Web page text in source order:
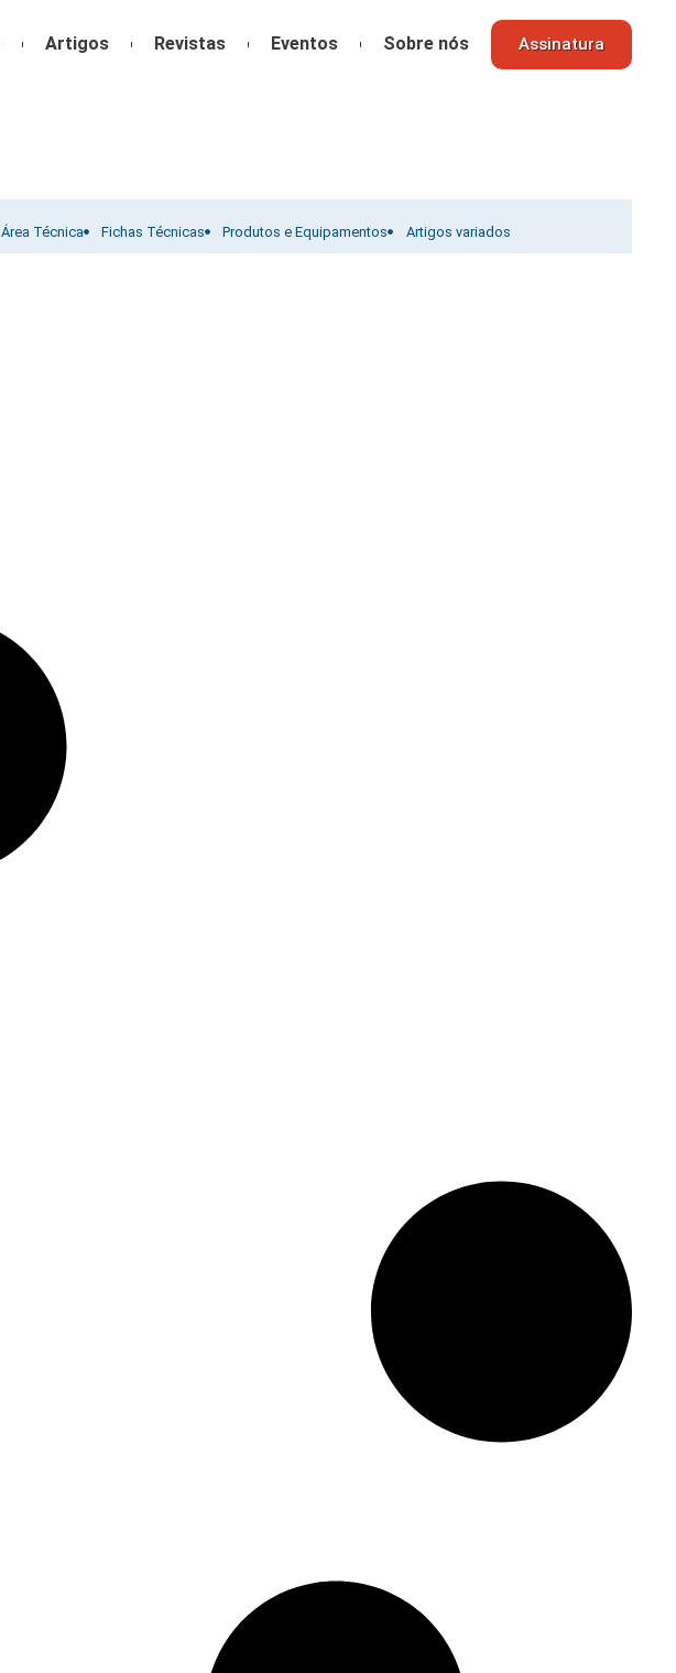
Artigos Revistas Eventos Sobre nós Assinatura
Área Técnica Fichas Técnicas Produtos e Equipamentos Artigos variados